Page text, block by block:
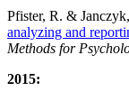
Pfister, R. &
analyzing and
Methods for
2015: